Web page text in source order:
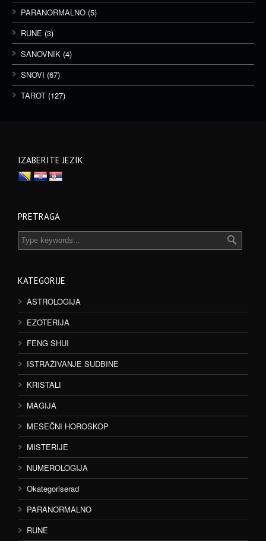
PARANORMALNO (5)
RUNE (3)
SANOVNIK (4)
SNOVI (67)
TAROT (127)
IZABERITE JEZIK
PRETRAGA
KATEGORIJE
ASTROLOGIJA
EZOTERIJA
FENG SHUI
ISTRAŽIVANJE SUDBINE
KRISTALI
MAGIJA
MESEČNI HOROSKOP
MISTERIJE
NUMEROLOGIJA
Okategoriserad
PARANORMALNO
RUNE